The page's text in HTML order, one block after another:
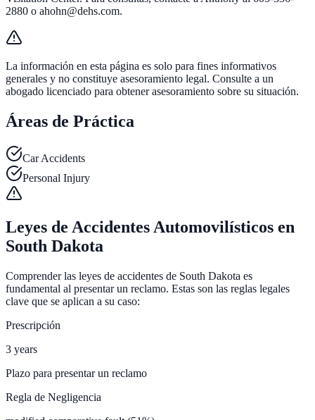
2880 o ahohn@dehs.com.
La información en esta página es solo para fines informativos
generales y no constituye asesoramiento legal. Consulte a un
abogado licenciado para obtener asesoramiento sobre su situación.
Áreas de Práctica
Car Accidents
Personal Injury
Leyes de Accidentes Automovilísticos en
South Dakota
Comprender las leyes de accidentes de South Dakota es
fundamental al presentar un reclamo. Estas son las reglas legales
clave que se aplican a su caso:
Prescripción
3 years
Plazo para presentar un reclamo
Regla de Negligencia